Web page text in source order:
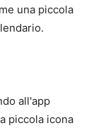
una piccola
all'app
piccola icona